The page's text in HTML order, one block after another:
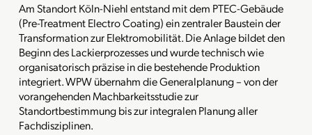
Am Standort Köln-Niehl entstand mit dem PTEC-Gebäude
(Pre-Treatment Electro Coating) ein zentraler Baustein der
Transformation zur Elektromobilität. Die Anlage bildet den
Beginn des Lackierprozesses und wurde technisch wie
organisatorisch präzise in die bestehende Produktion
integriert. WPW übernahm die Generalplanung – von der
vorangehenden Machbarkeitsstudie zur
Standortbestimmung bis zur integralen Planung aller
Fachdisziplinen.